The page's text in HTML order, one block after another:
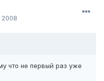
2008
что не первый раз уже